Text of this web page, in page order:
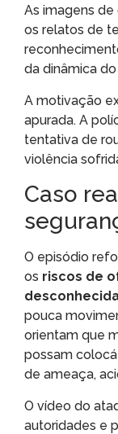
As imagens
os relatos de
da dinâmica
A motivação
apurada. A
tentativa de
violência
Caso
O episódio
os riscos de
pouca
orientam que
possam
de ameaça,
O vídeo do
autoridades e